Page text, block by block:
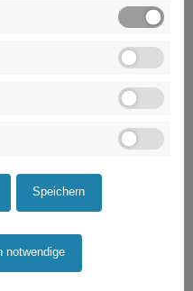
Speichern
notwendige